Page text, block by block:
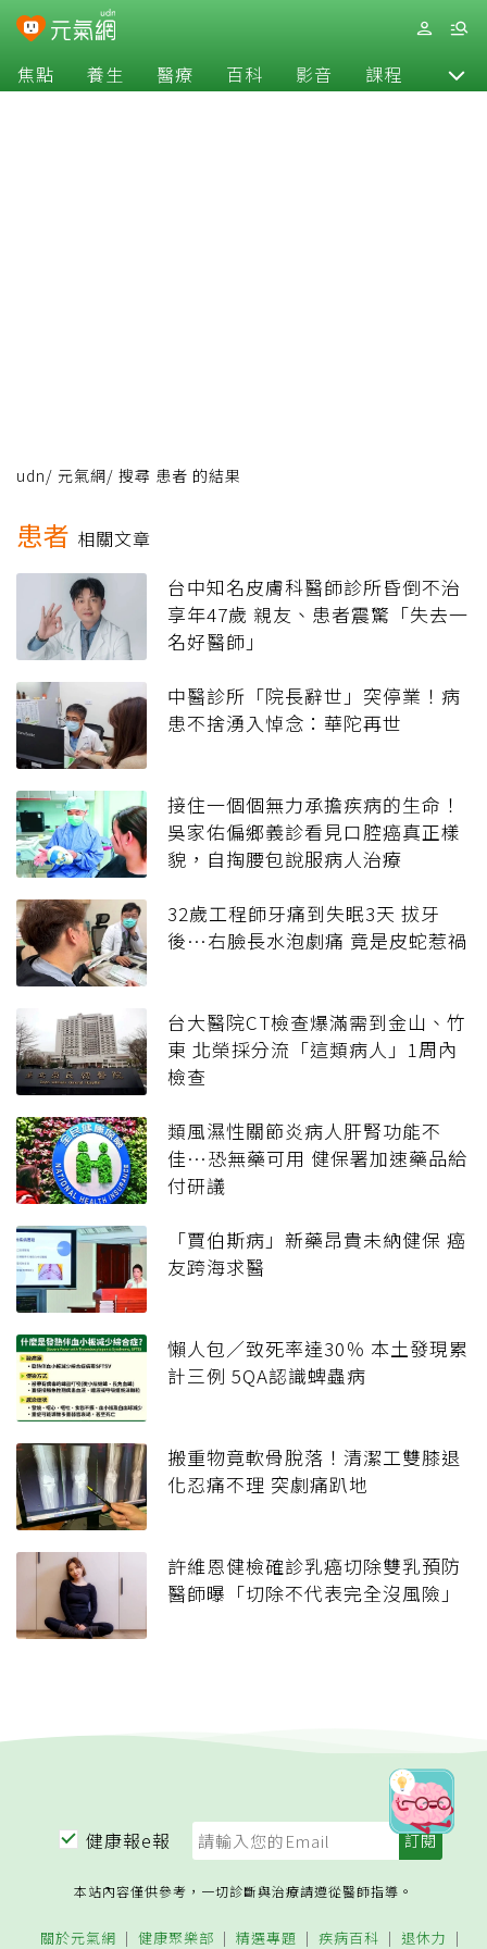
焦點 養生 醫療 百科 影音 課程 退休
udn/ 元氣網/ 搜尋 患者 的結果
患者 相關文章
台中知名皮膚科醫師診所昏倒不治
享年47歲 親友、患者震驚「失去一
名好醫師」
中醫診所「院長辭世」突停業！病
患不捨湧入悼念：華陀再世
接住一個個無力承擔疾病的生命！
吳家佑偏鄉義診看見口腔癌真正樣
貌，自掏腰包說服病人治療
32歲工程師牙痛到失眠3天 拔牙
後…右臉長水泡劇痛 竟是皮蛇惹禍
台大醫院CT檢查爆滿需到金山、竹
東 北榮採分流「這類病人」1周內
檢查
類風濕性關節炎病人肝腎功能不
佳…恐無藥可用 健保署加速藥品給
付研議
「賈伯斯病」新藥昂貴未納健保 癌
友跨海求醫
懶人包／致死率達30％ 本土發現累
計三例 5QA認識蜱蟲病
搬重物竟軟骨脫落！清潔工雙膝退
化忍痛不理 突劇痛趴地
許維恩健檢確診乳癌切除雙乳預防
醫師曝「切除不代表完全沒風險」
健康報e報
本站內容僅供參考，一切診斷與治療請遵從醫師指導。
關於元氣網 健康聚樂部 精選專題 疾病百科 退休力